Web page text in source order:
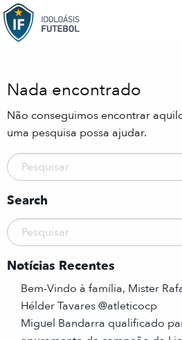
Nada encontrado
Não conseguimos encontrar
uma pesquisa possa ajudar.
Search
Notícias Recentes
Bem-Vindo à família, Mister
Hélder Tavares @atleticocp
Miguel Bandarra qualificado